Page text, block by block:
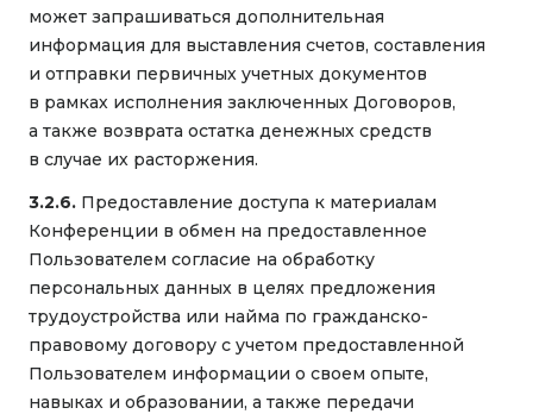
может запрашиваться дополнительная
информация для выставления счетов, составления
и отправки первичных учетных документов
в рамках исполнения заключенных Договоров,
а также возврата остатка денежных средств
в случае их расторжения.
3.2.6. Предоставление доступа к материалам
Конференции в обмен на предоставленное
Пользователем согласие на обработку
персональных данных в целях предложения
трудоустройства или найма по гражданско-
правовому договору с учетом предоставленной
Пользователем информации о своем опыте,
навыках и образовании, а также передачи